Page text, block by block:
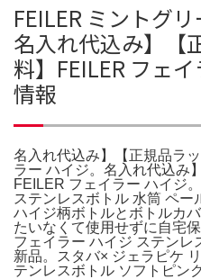
FEILER ミントグ
名入れ代込み】【
料】FEILER フェ
情報
名入れ代込み】【正規品ラ
ラー ハイジ。名入れ代込み
FEILER フェイラー ハイジ
ステンレスボトル 水筒 ペ
ハイジ柄ボトルとボトルカ
たいなくて使用せずに自宅
フェイラー ハイジ ステンレ
新品。スタバ× ジェラピケ
テンレスボトル ソフトピンク